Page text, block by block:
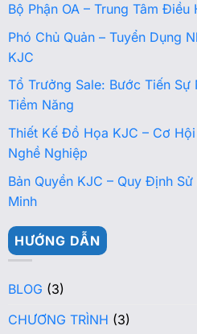
Bộ Phận OA – Trung Tâm Điều
Phó Chủ Quản – Tuyển Dụng
KJC
Tổ Trưởng Sale: Bước Tiến Sự
Tiềm Năng
Thiết Kế Đồ Họa KJC – Cơ
Nghề Nghiệp
Bản Quyền KJC – Quy Định
Minh
HƯỚNG DẪN
BLOG (3)
CHƯƠNG TRÌNH (3)